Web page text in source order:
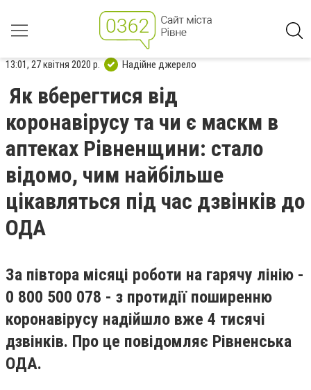
13:01, 27 квітня 2020 р. Надійне джерело
Як вберегтися від
коронавірусу та чи є маскм в
аптеках Рівненщини: стало
відомо, чим найбільше
цікавляться під час дзвінків до
ОДА
За півтора місяці роботи на гарячу лінію -
0 800 500 078 - з протидії поширенню
коронавірусу надійшло вже 4 тисячі
дзвінків. Про це повідомляє Рівненська
ОДА.